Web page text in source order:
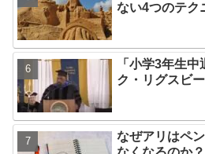
ない4つのテク
「小学3年生
ク・リグスビ
なぜアリはペ